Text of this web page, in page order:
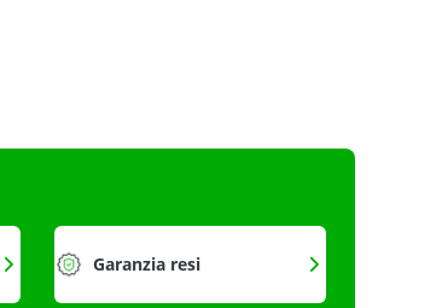
Garanzia resi